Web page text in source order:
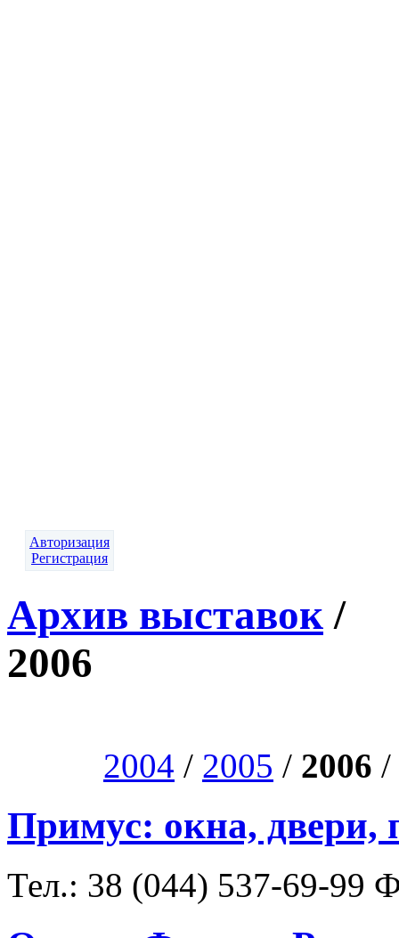
Авторизация
Регистрация
Архив выставок /
2006
2004 / 2005 / 2006 /
Примус: окна, двери,
Тел.: 38 (044) 537-69-99